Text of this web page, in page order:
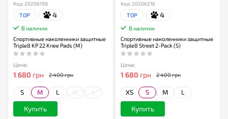
Код: 20206198
TOP 4
В наличии
Спортивные наколенники защитные
Triple8 KP 22 Knee Pads (M)
Цена:
1 680 грн 2 400 грн
S M L
Купить
Код: 20206216
TOP 4
В наличии
Спортивные наколенники защитные
Triple8 Street 2-Pack (S)
Цена:
1 680 грн 2 400 грн
XS S M L
Купить